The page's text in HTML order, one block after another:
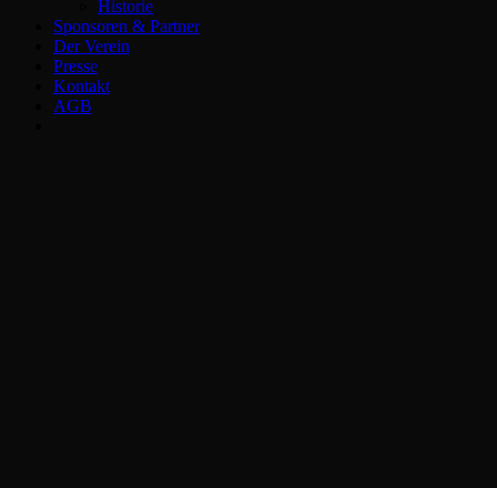
Historie
Sponsoren & Partner
Der Verein
Presse
Kontakt
AGB